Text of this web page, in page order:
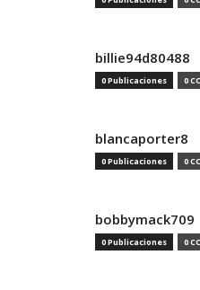
billie94d80488
0 Publicaciones 0
blancaporter8
0 Publicaciones 0
bobbymack709
0 Publicaciones 0